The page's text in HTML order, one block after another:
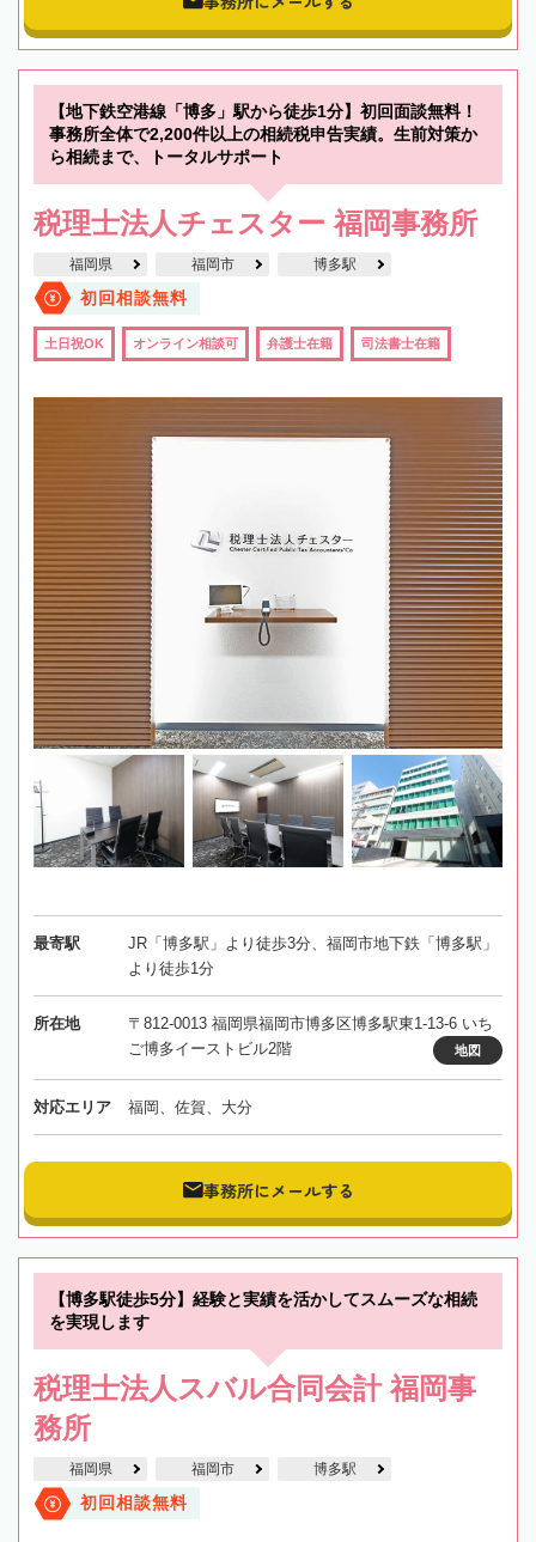
【地下鉄空港線「博多」駅から徒歩1分】初回面談無料！
事務所全体で2,200件以上の相続税申告実績。生前対策か
ら相続まで、トータルサポート
税理士法人チェスター 福岡事務所
福岡県 福岡市 博多駅
初回相談無料
土日祝OK オンライン相談可 弁護士在籍 司法書士在籍
最寄駅
JR「博多駅」より徒歩3分、福岡市地下鉄「博多駅」
より徒歩1分
所在地
〒812-0013 福岡県福岡市博多区博多駅東1-13-6 いち
ご博多イーストビル2階
地図
対応エリア 福岡、佐賀、大分
事務所にメールする
【博多駅徒歩5分】経験と実績を活かしてスムーズな相続
を実現します
税理士法人スバル合同会計 福岡事
務所
福岡県 福岡市 博多駅
初回相談無料